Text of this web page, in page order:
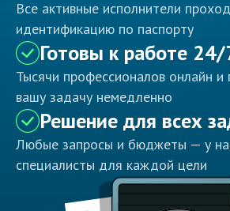
Все активные исполнители
идентификацию по паспорту
Готовы к работе
Тысячи профессионалов онлайн и
вашу задачу немедленно
Решение для всех
Любые запросы и бюджеты — у
специалисты для каждой цели